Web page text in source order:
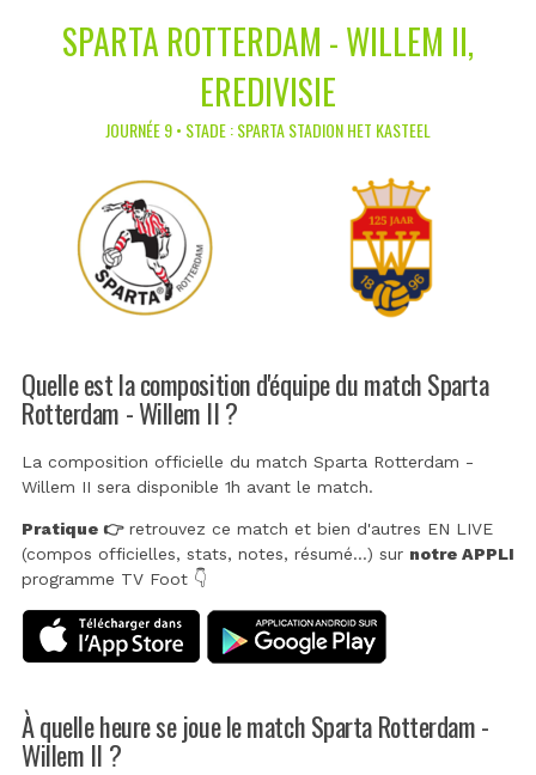
SPARTA ROTTERDAM - WILLEM II,
EREDIVISIE
JOURNÉE 9 • STADE : SPARTA STADION HET KASTEEL
Quelle est la composition d'équipe du match Sparta
Rotterdam - Willem II ?
La composition officielle du match Sparta Rotterdam -
Willem II sera disponible 1h avant le match.
Pratique 👉retrouvez ce match et bien d'autres EN LIVE
(compos officielles, stats, notes, résumé...) sur notre APPLI
programme TV Foot 👇
À quelle heure se joue le match Sparta Rotterdam -
Willem II ?